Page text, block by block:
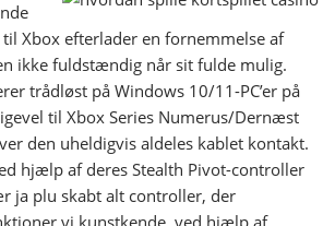
Xbox efterlader en fornemmelse af
ikke fuldstændig når sit fulde mulig.
trådløst på Windows 10/11-PC’er på
til Xbox Series Numerus/Dernæst
den uheldigvis aldeles kablet kontakt.
hjælp af deres Stealth Pivot-controller
ja plu skabt alt controller, der
vi kunstkende, ved hjælp af